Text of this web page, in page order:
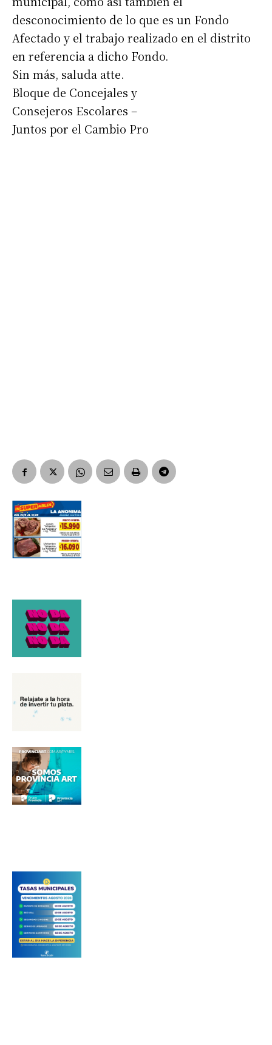
Dirección de correo electrónico*
Nombre
Número de teléfono
desconocimiento de lo que es un Fondo
Afectado y el trabajo realizado en el distrito
en referencia a dicho Fondo.
Sin más, saluda atte.
Bloque de Concejales y
Consejeros Escolares –
Juntos por el Cambio Pro